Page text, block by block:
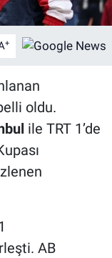
+
oldu.
ile TRT 1’de
AB